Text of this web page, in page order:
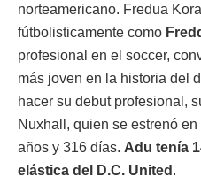
norteamericano. Fredua
fútbolisticamente como
profesional en el soccer,
más joven en la historia del
hacer su debut profesional,
Nuxhall, quien se estrenó
años y 316 días. Adu tenía
elástica del D.C. United .